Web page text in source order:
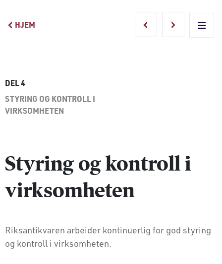
Main Navigation
HJEM
DEL 4
STYRING OG KONTROLL I
VIRKSOMHETEN
Styring og kontroll i
virksomheten
Riksantikvaren arbeider kontinuerlig for god styring
og kontroll i virksomheten.